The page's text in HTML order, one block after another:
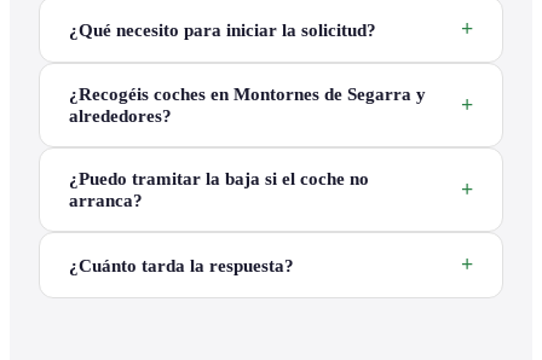
¿Qué necesito para iniciar la solicitud?
¿Recogéis coches en Montornes de Segarra y
alrededores?
¿Puedo tramitar la baja si el coche no
arranca?
¿Cuánto tarda la respuesta?